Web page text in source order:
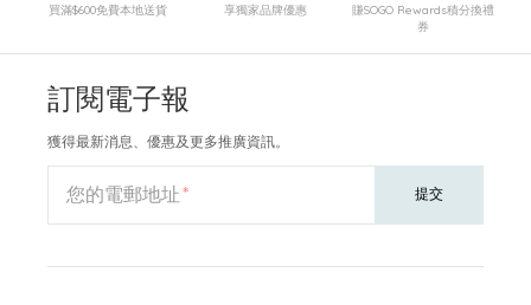
買滿$600免費本地送貨 享獨家品牌優惠
賺SOGO Rewards積分換禮
券
訂閱電子報
獲得最新消息、優惠及更多推廣資訊。
您的電郵地址 提交